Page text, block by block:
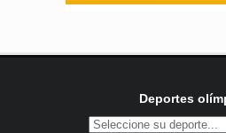
Deportes